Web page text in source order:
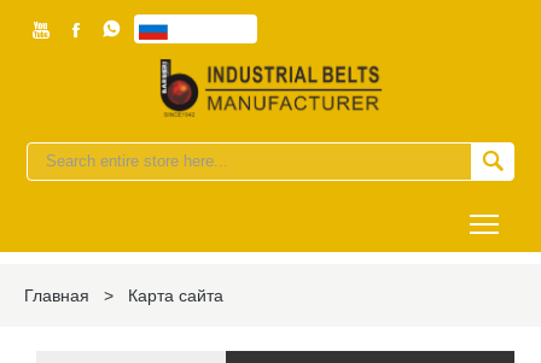
  

Главная > Карта сайта